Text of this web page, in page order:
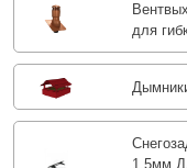
для
1.5мм